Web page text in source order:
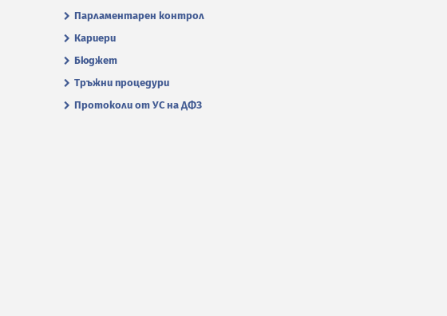
Парламентарен контрол
Кариери
Бюджет
Тръжни процедури
Протоколи от УС на ДФЗ